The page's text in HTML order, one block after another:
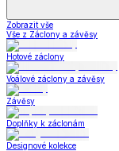
Zobrazit vše
Vše z Záclony a závěsy
Hotové záclony
Voálové záclony a závěsy
Závěsy
Doplňky k záclonám
Designové kolekce